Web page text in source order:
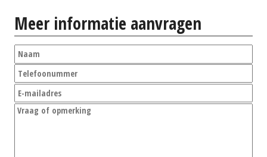
Meer informatie aanvragen